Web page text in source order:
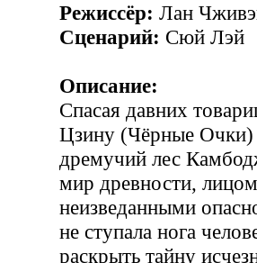
Режиссёр: Лан
Сценарий: Сюй Лэй
Описание:
Спасая давних
Цзину (Чёрные Очки)
дремучий лес
мир древности,
неизведанными
не ступала нога
раскрыть тайну